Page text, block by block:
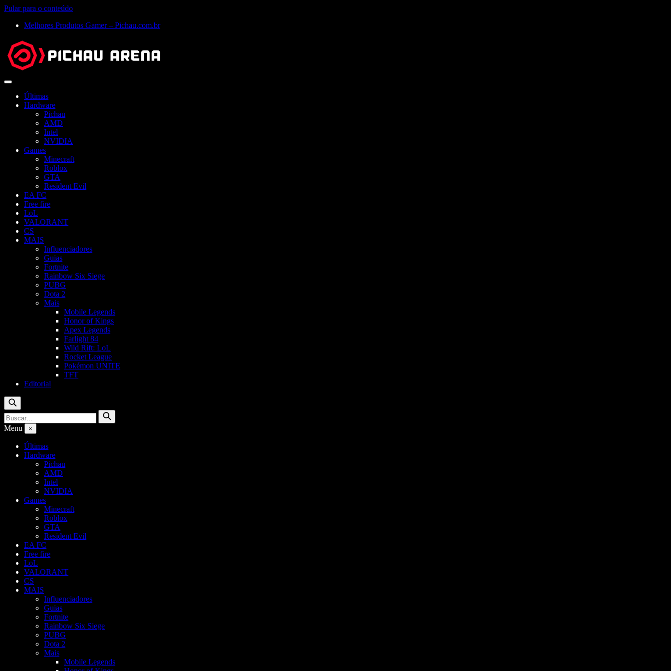
Pular para o conteúdo
Melhores Produtos Gamer – Pichau.com.br
Abrir
Últimas
Hardware
Pichau
AMD
Intel
NVIDIA
Games
Minecraft
Roblox
GTA
Resident Evil
EA FC
Free fire
LoL
VALORANT
CS
MAIS
Influenciadores
Guias
Fortnite
Rainbow Six Siege
PUBG
Dota 2
Mais
Mobile Legends
Honor of Kings
Apex Legends
Farlight 84
Wild Rift: LoL
Rocket League
Pokémon UNITE
TFT
Editorial
Buscar
Buscar
por:
Buscar
Menu ×
Últimas
Hardware
Pichau
AMD
Intel
NVIDIA
Games
Minecraft
Roblox
GTA
Resident Evil
EA FC
Free fire
LoL
VALORANT
CS
MAIS
Influenciadores
Guias
Fortnite
Rainbow Six Siege
PUBG
Dota 2
Mais
Mobile Legends